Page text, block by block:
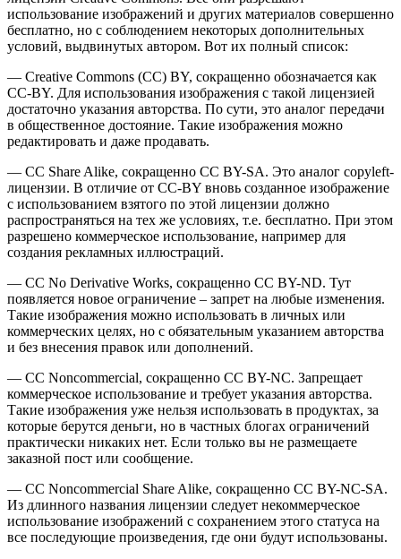
использование изображений и других материалов совершенно
бесплатно, но с соблюдением некоторых дополнительных
условий, выдвинутых автором. Вот их полный список:
— Creative Commons (CC) BY, сокращенно обозначается как
CC-BY. Для использования изображения с такой лицензией
достаточно указания авторства. По сути, это аналог передачи
в общественное достояние. Такие изображения можно
редактировать и даже продавать.
— CC Share Alike, сокращенно CC BY-SA. Это аналог copyleft-
лицензии. В отличие от CC-BY вновь созданное изображение
с использованием взятого по этой лицензии должно
распространяться на тех же условиях, т.е. бесплатно. При этом
разрешено коммерческое использование, например для
создания рекламных иллюстраций.
— CC No Derivative Works, сокращенно CC BY-ND. Тут
появляется новое ограничение – запрет на любые изменения.
Такие изображения можно использовать в личных или
коммерческих целях, но с обязательным указанием авторства
и без внесения правок или дополнений.
— CC Noncommercial, сокращенно CC BY-NC. Запрещает
коммерческое использование и требует указания авторства.
Такие изображения уже нельзя использовать в продуктах, за
которые берутся деньги, но в частных блогах ограничений
практически никаких нет. Если только вы не размещаете
заказной пост или сообщение.
— CC Noncommercial Share Alike, сокращенно CC BY-NC-SA.
Из длинного названия лицензии следует некоммерческое
использование изображений с сохранением этого статуса на
все последующие произведения, где они будут использованы.